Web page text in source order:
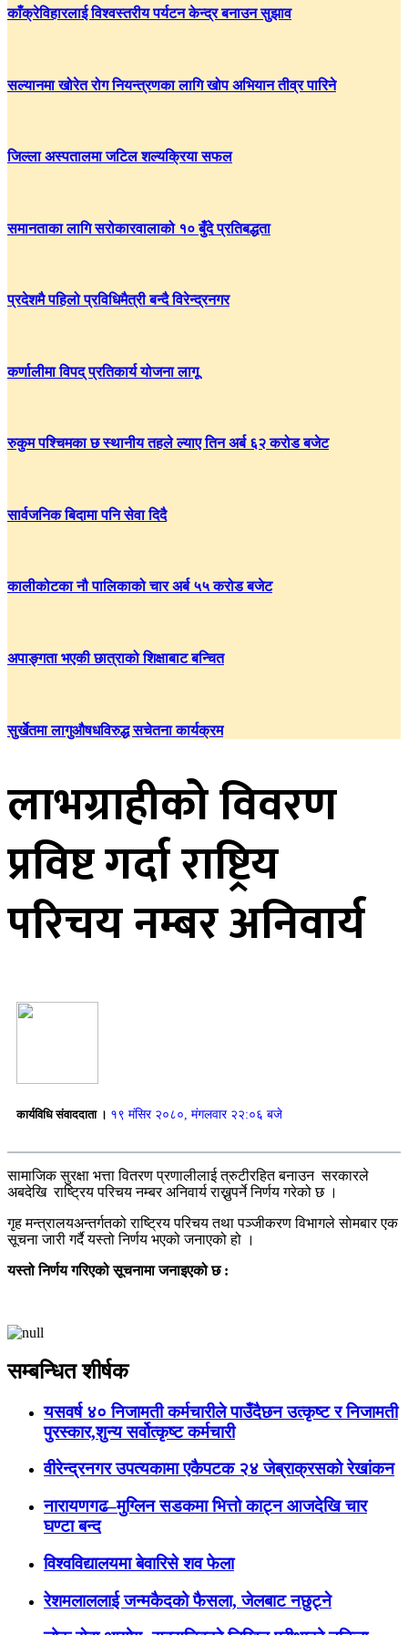
काँक्रेविहारलाई विश्वस्तरीय पर्यटन केन्द्र बनाउन सुझाव
सल्यानमा खोरेत रोग नियन्त्रणका लागि खोप अभियान तीव्र पारिने
जिल्ला अस्पतालमा जटिल शल्यक्रिया सफल
समानताका लागि सरोकारवालाको १० बुँदे प्रतिबद्धता
प्रदेशमै पहिलो प्रविधिमैत्री बन्दै विरेन्द्रनगर
कर्णालीमा विपद् प्रतिकार्य योजना लागू
रुकुम पश्चिमका छ स्थानीय तहले ल्याए तिन अर्ब ६२ करोड बजेट
सार्वजनिक बिदामा पनि सेवा दिदै
कालीकोटका नौ पालिकाको चार अर्ब ५५ करोड बजेट
अपाङ्गता भएकी छात्राको शिक्षाबाट बन्चित
सुर्खेतमा लागुऔषधविरुद्ध सचेतना कार्यक्रम
लाभग्राहीको विवरण
प्रविष्ट गर्दा राष्ट्रिय
परिचय नम्बर अनिवार्य
कार्यविधि संवाददाता । १९ मंसिर २०८०, मंगलवार २२:०६ बजे
सामाजिक सुरक्षा भत्ता वितरण प्रणालीलाई त्रुटीरहित बनाउन सरकारले
अबदेखि राष्ट्रिय परिचय नम्बर अनिवार्य राख्नुपर्ने निर्णय गरेको छ ।
गृह मन्त्रालयअन्तर्गतको राष्ट्रिय परिचय तथा पञ्जीकरण विभागले साेमबार एक
सूचना जारी गर्दै यस्तो निर्णय भएको जनाएको हो ।
यस्तो निर्णय गरिएको सूचनामा जनाइएको छ :
सम्बन्धित शीर्षक
यसवर्ष ४० निजामती कर्मचारीले पाउँदैछन उत्कृष्ट र निजामती
पुरस्कार,शुन्य सर्वोत्कृष्ट कर्मचारी
वीरेन्द्रनगर उपत्यकामा एकैपटक २४ जेब्राक्रसको रेखांकन
नारायणगढ–मुग्लिन सडकमा भित्तो काट्न आजदेखि चार
घण्टा बन्द
विश्वविद्यालयमा बेवारिसे शव फेला
रेशमलाललाई जन्मकैदको फैसला, जेलबाट नछुट्ने